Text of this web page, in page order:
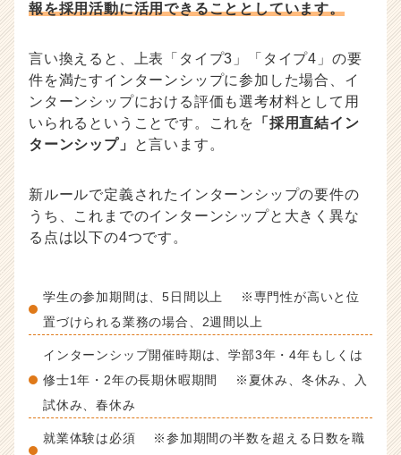
報を採用活動に活用できることとしています。
言い換えると、上表「タイプ3」「タイプ4」の要
件を満たすインターンシップに参加した場合、イ
ンターンシップにおける評価も選考材料として用
いられるということです。これを
「採用直結イン
ターンシップ」
と言います。
新ルールで定義されたインターンシップの要件の
うち、これまでのインターンシップと大きく異な
る点は以下の4つです。
学生の参加期間は、5日間以上 ※専門性が高いと位
置づけられる業務の場合、2週間以上
インターンシップ開催時期は、学部3年・4年もしくは
修士1年・2年の長期休暇期間 ※夏休み、冬休み、入
試休み、春休み
就業体験は必須 ※参加期間の半数を超える日数を職